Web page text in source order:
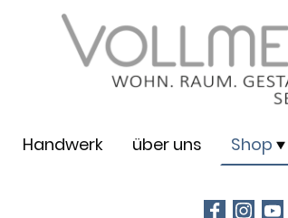
Handwerk über uns Shop